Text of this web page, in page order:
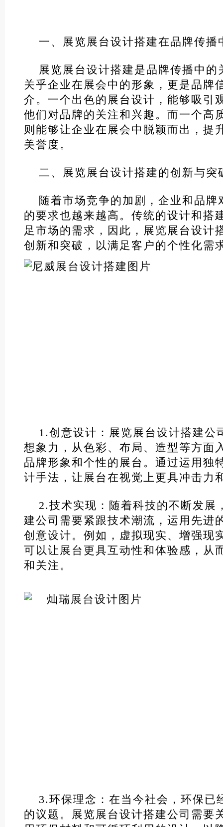
一、展览展台设计搭建在品牌传播
展览展台设计搭建是品牌传播中的
关乎企业在展会中的形象，更是品牌
介。一个出色的展台设计，能够吸引
他们对品牌的关注和兴趣。而一个高
则能够让企业在展会中脱颖而出，提
美誉度。
二、展览展台设计搭建的创新与突
随着市场竞争的加剧，企业和品牌
的要求也越来越高。传统的设计和搭
足市场的需求，因此，展览展台设计
创新和突破，以满足客户的个性化需
1.创意设计：展览展台设计搭建公
想象力，从色彩、布局、造型等方面
品牌形象和个性的展台。通过运用独
计手法，让展台在视觉上更具冲击力
2.技术实现：随着科技的不断发展
建公司需要紧跟技术潮流，运用先进
创意设计。例如，虚拟现实、增强现
可以让展台更具互动性和体验感，从
和关注。
3.环保理念：在当今社会，环保已
的议题。展览展台设计搭建公司需要